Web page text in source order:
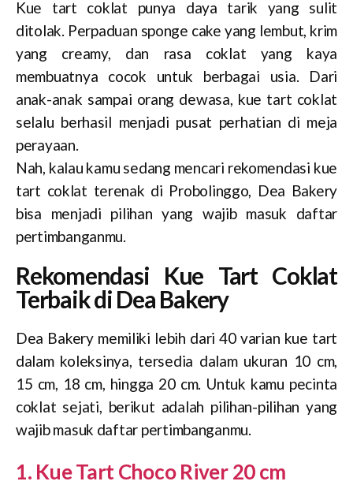
Kue tart coklat punya daya tarik yang sulit
ditolak. Perpaduan sponge cake yang lembut, krim
yang creamy, dan rasa coklat yang kaya
membuatnya cocok untuk berbagai usia. Dari
anak-anak sampai orang dewasa, kue tart coklat
selalu berhasil menjadi pusat perhatian di meja
perayaan.
Nah, kalau kamu sedang mencari rekomendasi kue
tart coklat terenak di Probolinggo, Dea Bakery
bisa menjadi pilihan yang wajib masuk daftar
pertimbanganmu.
Rekomendasi Kue Tart Coklat
Terbaik di Dea Bakery
Dea Bakery memiliki lebih dari 40 varian kue tart
dalam koleksinya, tersedia dalam ukuran 10 cm,
15 cm, 18 cm, hingga 20 cm. Untuk kamu pecinta
coklat sejati, berikut adalah pilihan-pilihan yang
wajib masuk daftar pertimbanganmu.
1. Kue Tart Choco River 20 cm